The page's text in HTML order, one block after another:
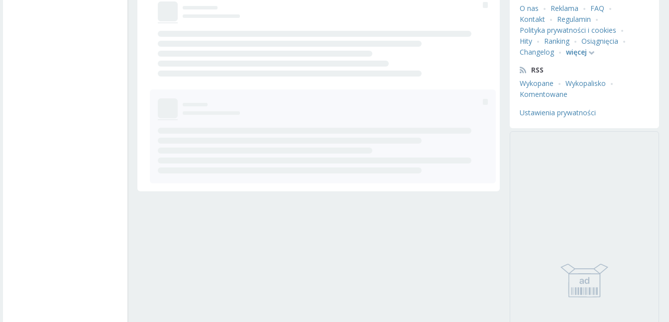
O nas
Reklama
FAQ
Kontakt
Regulamin
Polityka prywatności i cookies
Hity
Ranking
Osiągnięcia
Changelog
więcej
RSS
Wykopane
Wykopalisko
Komentowane
Ustawienia prywatności